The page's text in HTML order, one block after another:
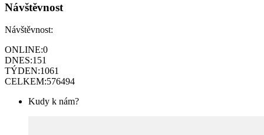
Návštěvnost
Návštěvnost:
ONLINE:0
DNES:151
TÝDEN:1061
CELKEM:576494
Kudy k nám?